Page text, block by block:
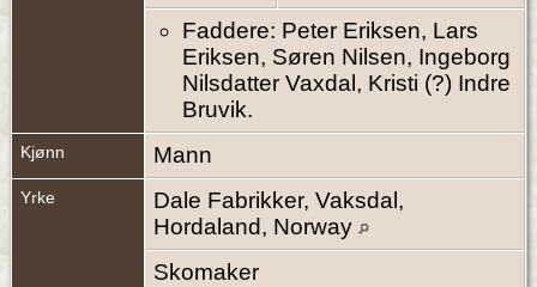
Faddere: Peter Eriksen, Lars
Eriksen, Søren Nilsen, Ingeborg
Nilsdatter Vaxdal, Kristi (?) Indre
Bruvik.
Kjønn Mann
Yrke
Dale Fabrikker, Vaksdal,
Hordaland, Norway
Skomaker